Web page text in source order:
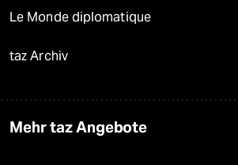
Le Monde diplomatique
taz Archiv
Mehr taz Angebote